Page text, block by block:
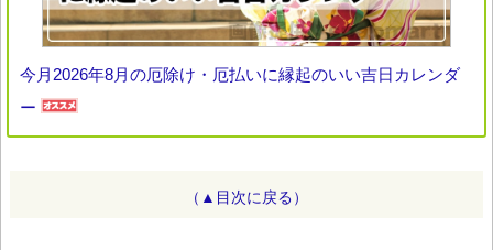
今月2026年8月の厄除け・厄払いに縁起のいい吉日カレンダ
ー
（▲目次に戻る）